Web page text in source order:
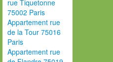
rue Tiquetonne
75002 Paris
Appartement rue
de la Tour 75016
Paris
Appartement rue